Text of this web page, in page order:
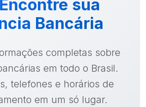
Encontre sua
Bancária
completas sobre
em todo o Brasil.
telefones e horários de
em um só lugar.